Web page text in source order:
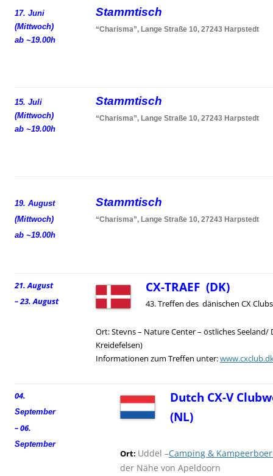
17. Juni
(Mittwoch)
ab ~19.00h
Stammtisch
“Charisma”, Lange Straße 10, 27243 Harpstedt
15. Juli
(Mittwoch)
ab ~19.00h
Stammtisch
“Charisma”, Lange Straße 10, 27243 Harpstedt
19. August
(Mittwoch)
ab ~19.00h
Stammtisch
“Charisma”, Lange Straße 10, 27243 Harpstedt
21. August
– 23. August
CX-TRAEF (DK)
43. Treffen des dänischen CX Clubs
Ort: Stevns – Nature Center – östliches Seeland/
Kreidefelsen)
Informationen zum Treffen unter:
04.
September
– 06.
September
Dutch CX-V
(NL)
Ort: Uddel –Camping &
der Nähe von Apeldoorn